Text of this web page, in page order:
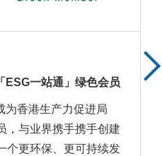
ESG一站通」绿色会员
为香港生产力促进局
，与业界携手携手创建
个更环保、更可持续发